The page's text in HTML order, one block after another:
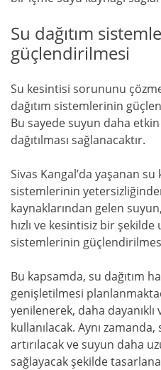
Su dağıtım
güçlendirilmesi
Su kesintisi sorununu
dağıtım sistemlerinin
Bu sayede suyun daha
dağıtılması sağlanacaktır.
Sivas Kangal’da yaşanan
sistemlerinin
kaynaklarından gelen
hızlı ve kesintisiz bir şekilde
sistemlerinin
Bu kapsamda, su dağıtım
genişletilmesi
yenilenerek, daha
kullanılacak. Aynı
artırılacak ve suyun daha
sağlayacak şekilde